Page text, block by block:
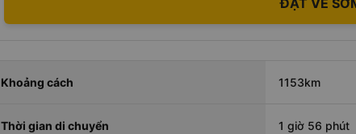
ĐẶT VÉ
Khoảng cách 1153km
Thời gian di chuyển 1 giờ 56 phút